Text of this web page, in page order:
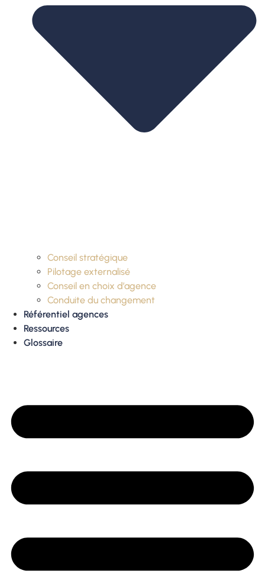
Conseil stratégique
Pilotage externalisé
Conseil en choix d’agence
Conduite du changement
Référentiel agences
Ressources
Glossaire